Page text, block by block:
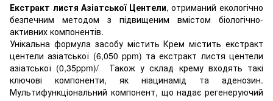
Екстракт листя Азіатської Центели, отриманий екологічно
безпечним методом з підвищеним вмістом біологічно-
активних компонентів.
Унікальна формула засобу містить Крем містить екстракт
центели азіатської (6,050 ppm) та екстракт листя центели
азіатської (0,35ppm)/ Також у склад крему входять такі
ключові компоненти, як ніацинамід та аденозин.
Мультифункціональний компонент, що надає регенеруючий